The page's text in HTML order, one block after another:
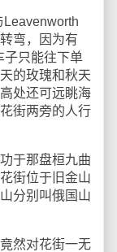
弯，因为有
子只能往下单
的玫瑰和秋天
处还可远眺海
街两旁的人行
于那盘桓九曲
街位于旧金山
分别叫俄国山
然对花街一无